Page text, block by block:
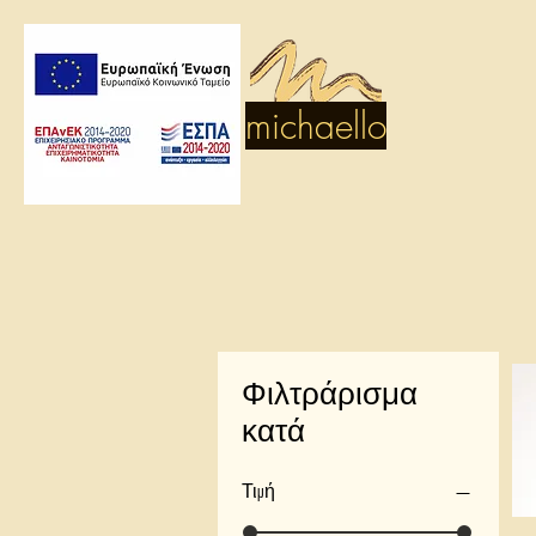
michaello
Φιλτράρισμα
κατά
Τιμή